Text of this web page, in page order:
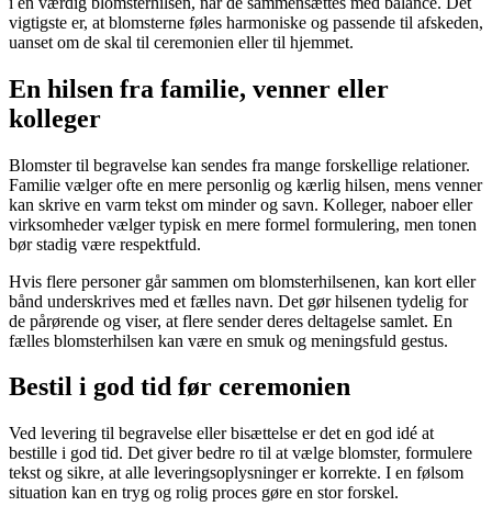
vigtigste er, at blomsterne føles harmoniske og passende til afskeden,
uanset om de skal til ceremonien eller til hjemmet.
En hilsen fra familie, venner eller
kolleger
Blomster til begravelse kan sendes fra mange forskellige relationer.
Familie vælger ofte en mere personlig og kærlig hilsen, mens venner
kan skrive en varm tekst om minder og savn. Kolleger, naboer eller
virksomheder vælger typisk en mere formel formulering, men tonen
bør stadig være respektfuld.
Hvis flere personer går sammen om blomsterhilsenen, kan kort eller
bånd underskrives med et fælles navn. Det gør hilsenen tydelig for
de pårørende og viser, at flere sender deres deltagelse samlet. En
fælles blomsterhilsen kan være en smuk og meningsfuld gestus.
Bestil i god tid før ceremonien
Ved levering til begravelse eller bisættelse er det en god idé at
bestille i god tid. Det giver bedre ro til at vælge blomster, formulere
tekst og sikre, at alle leveringsoplysninger er korrekte. I en følsom
situation kan en tryg og rolig proces gøre en stor forskel.